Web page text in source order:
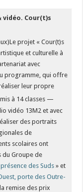
vidéo. Cour(t)s
projet « Cour(t)s
et culturelle à
avec
programme, qui offre
leur propre
à 14 classes —
vidéo 13M2 et avec
des portraits
de
scolaires ont
du Groupe de
des Suds » et
porte des Outre-
remise des prix